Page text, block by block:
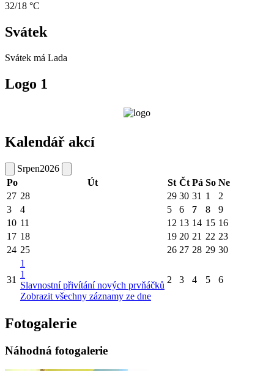
32/18 °C
Svátek
Svátek má Lada
Logo 1
Kalendář akcí
Srpen2026
Po
Út St Čt Pá So Ne
27 28 29 30 31 1
2
3
4 5 6 7 8
9
10 11 12 13 14 15 16
17 18 19 20 21 22 23
24 25 26 27 28 29 30
31
1
1
Slavnostní přivítání nových prvňáčků
Zobrazit všechny záznamy ze dne
2 3 4 5 6
Fotogalerie
Náhodná fotogalerie